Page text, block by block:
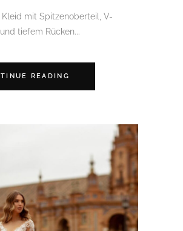
Kleid mit Spitzenoberteil, V-
tiefem Rücken...
READING